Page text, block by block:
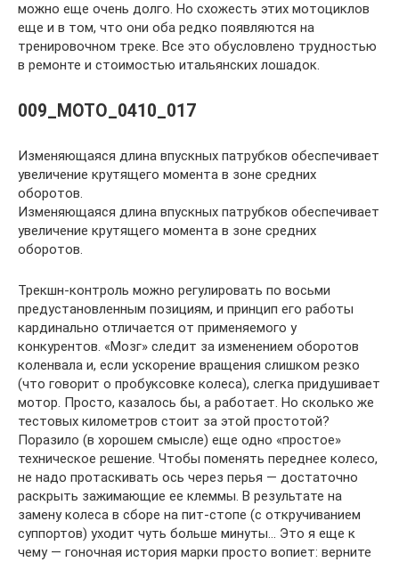
можно еще очень долго. Но схожесть этих мотоциклов
еще и в том, что они оба редко появляются на
тренировочном треке. Все это обусловлено трудностью
в ремонте и стоимостью итальянских лошадок.
009_MOTO_0410_017
Изменяющаяся длина впускных патрубков обеспечивает
увеличение крутящего момента в зоне средних
оборотов.
Изменяющаяся длина впускных патрубков обеспечивает
увеличение крутящего момента в зоне средних
оборотов.
Трекшн-контроль можно регулировать по восьми
предустановленным позициям, и принцип его работы
кардинально отличается от применяемого у
конкурентов. «Мозг» следит за изменением оборотов
коленвала и, если ускорение вращения слишком резко
(что говорит о пробуксовке колеса), слегка придушивает
мотор. Просто, казалось бы, а работает. Но сколько же
тестовых километров стоит за этой простотой?
Поразило (в хорошем смысле) еще одно «простое»
техническое решение. Чтобы поменять переднее колесо,
не надо протаскивать ось через перья — достаточно
раскрыть зажимающие ее клеммы. В результате на
замену колеса в сборе на пит-стопе (с откручиванием
суппортов) уходит чуть больше минуты… Это я еще к
чему — гоночная история марки просто вопиет: верните